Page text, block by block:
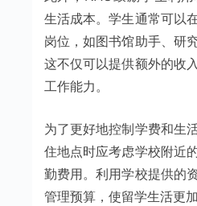
生活成本。学生通常可以
岗位，如图书馆助手、研
这不仅可以提供额外的收
工作能力。
为了更好地控制学费和生
住地点时应考虑学校附近
勤费用。利用学校提供的
管理预算，使留学生活更加